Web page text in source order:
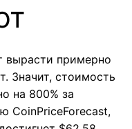
вырасти примерно
Значит, стоимость
на 800% за
CoinPriceForecast,